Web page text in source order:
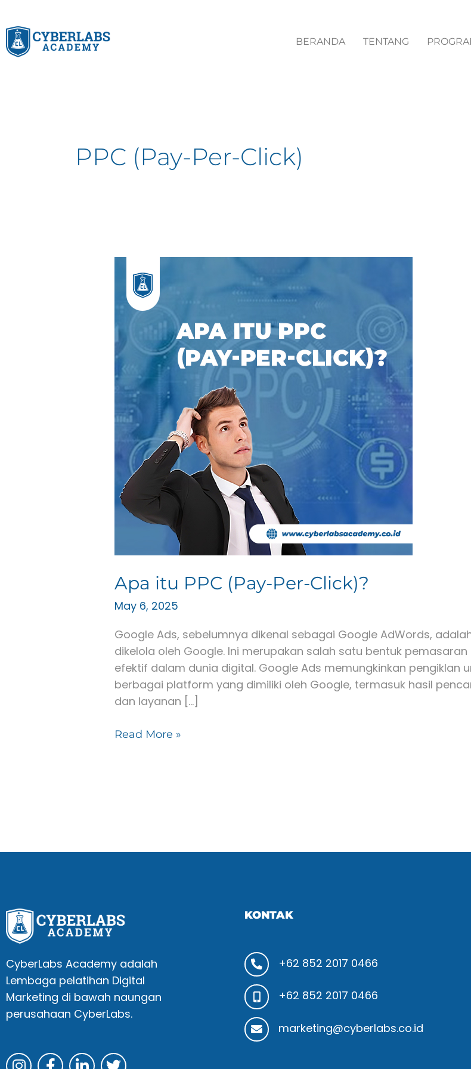
to
content
BERANDA TENTANG
PPC (Pay-Per-Click)
Apa itu PPC (Pay-Per-Click)?
May 6, 2025
Google Ads, sebelumnya dikenal sebagai Google AdWords,
dikelola oleh Google. Ini merupakan salah satu bentuk
efektif dalam dunia digital. Google Ads memungkinkan pengiklan
berbagai platform yang dimiliki oleh Google, termasuk hasil
dan layanan […]
PPC
(Pay-
Per-
Click)?
Read More »
CyberLabs Academy adalah
Lembaga pelatihan Digital
Marketing di bawah naungan
perusahaan CyberLabs.
KONTAK
+62 852 2017 0466
+62 852 2017 0466
marketing@cyberlabs.co.id